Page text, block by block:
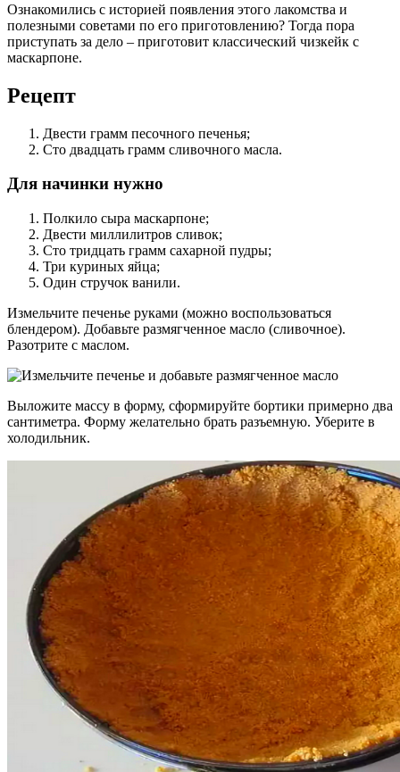
Ознакомились с историей появления этого лакомства и
полезными советами по его приготовлению? Тогда пора
приступать за дело – приготовит классический чизкейк с
маскарпоне.
Рецепт
Двести грамм песочного печенья;
Сто двадцать грамм сливочного масла.
Для начинки нужно
Полкило сыра маскарпоне;
Двести миллилитров сливок;
Сто тридцать грамм сахарной пудры;
Три куриных яйца;
Один стручок ванили.
Измельчите печенье руками (можно воспользоваться
блендером). Добавьте размягченное масло (сливочное).
Разотрите с маслом.
Выложите массу в форму, сформируйте бортики примерно два
сантиметра. Форму желательно брать разъемную. Уберите в
холодильник.